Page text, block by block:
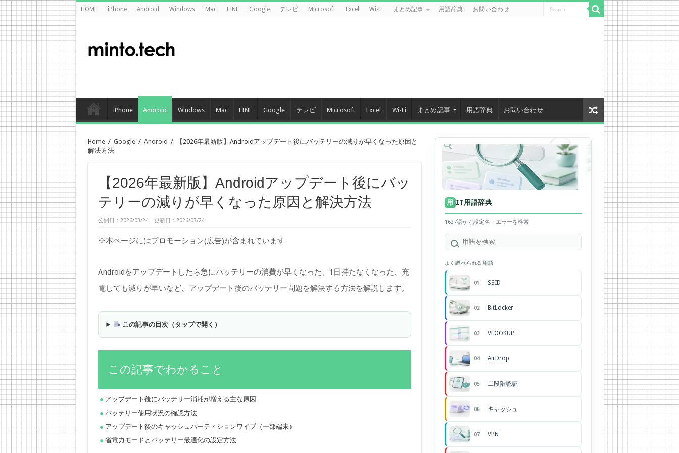
HOME iPhone Android Windows Mac LINE Google テレビ Microsoft Excel Wi-Fi まとめ記事 用語辞典 お問い合わせ
iPhone Android Windows Mac LINE Google テレビ Microsoft Excel Wi-Fi まとめ記事 用語辞典 お問い合わせ
Home / Google / Android /
【2026年最新版】Androidアップデート後にバッテリーの減りが早くなった原因と
解決方法
【2026年最新版】Androidアップデート後にバッ
テリーの減りが早くなった原因と解決方法
公開日：2026/03/24 更新日：2026/03/24
※本ページにはプロモーション(広告)が含まれています
Androidをアップデートしたら急にバッテリーの消費が早くなった、1日持たなくなった、充
電しても減りが早いなど、アップデート後のバッテリー問題を解決する方法を解説します。
この記事の目次（タップで開く）
この記事でわかること
アップデート後にバッテリー消耗が増える主な原因
バッテリー使用状況の確認方法
アップデート後のキャッシュパーティションワイプ（一部端末）
省電力モードとバッテリー最適化の設定方法
用 IT用語辞典
1627語から設定名・エラーを検索
よく調べられる用語
01 SSID
02 BitLocker
03 VLOOKUP
04 AirDrop
05 二段階認証
06 キャッシュ
07 VPN